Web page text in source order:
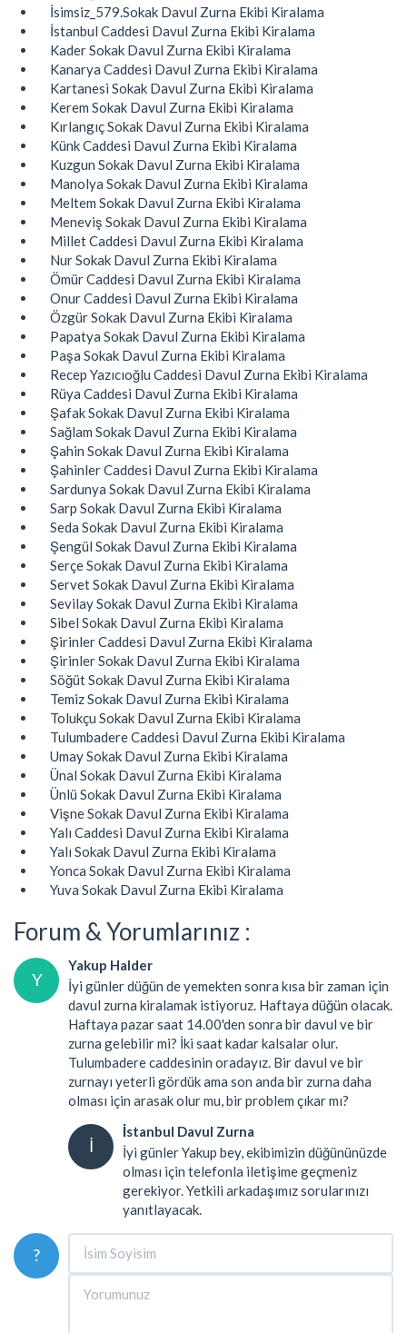
İsimsiz_579.Sokak Davul Zurna Ekibi Kiralama
İstanbul Caddesi Davul Zurna Ekibi Kiralama
Kader Sokak Davul Zurna Ekibi Kiralama
Kanarya Caddesi Davul Zurna Ekibi Kiralama
Kartanesi Sokak Davul Zurna Ekibi Kiralama
Kerem Sokak Davul Zurna Ekibi Kiralama
Kırlangıç Sokak Davul Zurna Ekibi Kiralama
Künk Caddesi Davul Zurna Ekibi Kiralama
Kuzgun Sokak Davul Zurna Ekibi Kiralama
Manolya Sokak Davul Zurna Ekibi Kiralama
Meltem Sokak Davul Zurna Ekibi Kiralama
Meneviş Sokak Davul Zurna Ekibi Kiralama
Millet Caddesi Davul Zurna Ekibi Kiralama
Nur Sokak Davul Zurna Ekibi Kiralama
Ömür Caddesi Davul Zurna Ekibi Kiralama
Onur Caddesi Davul Zurna Ekibi Kiralama
Özgür Sokak Davul Zurna Ekibi Kiralama
Papatya Sokak Davul Zurna Ekibi Kiralama
Paşa Sokak Davul Zurna Ekibi Kiralama
Recep Yazıcıoğlu Caddesi Davul Zurna Ekibi Kiralama
Rüya Caddesi Davul Zurna Ekibi Kiralama
Şafak Sokak Davul Zurna Ekibi Kiralama
Sağlam Sokak Davul Zurna Ekibi Kiralama
Şahin Sokak Davul Zurna Ekibi Kiralama
Şahinler Caddesi Davul Zurna Ekibi Kiralama
Sardunya Sokak Davul Zurna Ekibi Kiralama
Sarp Sokak Davul Zurna Ekibi Kiralama
Seda Sokak Davul Zurna Ekibi Kiralama
Şengül Sokak Davul Zurna Ekibi Kiralama
Serçe Sokak Davul Zurna Ekibi Kiralama
Servet Sokak Davul Zurna Ekibi Kiralama
Sevilay Sokak Davul Zurna Ekibi Kiralama
Sibel Sokak Davul Zurna Ekibi Kiralama
Şirinler Caddesi Davul Zurna Ekibi Kiralama
Şirinler Sokak Davul Zurna Ekibi Kiralama
Söğüt Sokak Davul Zurna Ekibi Kiralama
Temiz Sokak Davul Zurna Ekibi Kiralama
Tolukçu Sokak Davul Zurna Ekibi Kiralama
Tulumbadere Caddesi Davul Zurna Ekibi Kiralama
Umay Sokak Davul Zurna Ekibi Kiralama
Ünal Sokak Davul Zurna Ekibi Kiralama
Ünlü Sokak Davul Zurna Ekibi Kiralama
Vişne Sokak Davul Zurna Ekibi Kiralama
Yalı Caddesi Davul Zurna Ekibi Kiralama
Yalı Sokak Davul Zurna Ekibi Kiralama
Yonca Sokak Davul Zurna Ekibi Kiralama
Yuva Sokak Davul Zurna Ekibi Kiralama
Forum & Yorumlarınız :
Y
Yakup Halder
İyi günler düğün de yemekten sonra kısa bir zaman için
davul zurna kiralamak istiyoruz. Haftaya düğün olacak.
Haftaya pazar saat 14.00'den sonra bir davul ve bir
zurna gelebilir mi? İki saat kadar kalsalar olur.
Tulumbadere caddesinin oradayız. Bir davul ve bir
zurnayı yeterli gördük ama son anda bir zurna daha
olması için arasak olur mu, bir problem çıkar mı?
İ
İstanbul Davul Zurna
İyi günler Yakup bey, ekibimizin düğününüzde
olması için telefonla iletişime geçmeniz
gerekiyor. Yetkili arkadaşımız sorularınızı
yanıtlayacak.
?